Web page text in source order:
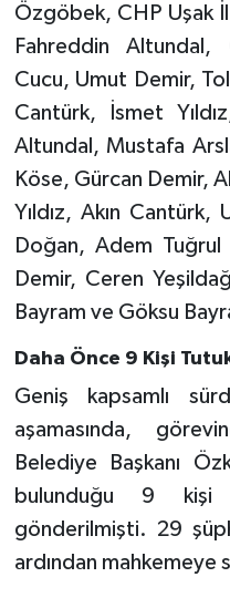
Özgöbek, CHP Uşak
Fahreddin
Cucu, Umut Demir,
Cantürk, İsmet
Altundal, Mustafa
Köse, Gürcan Demir,
Yıldız, Akın Cantürk,
Doğan, Adem
Demir, Ceren
Bayram ve Göksu
Daha Önce 9 Kişi
Geniş kapsamlı
aşamasında,
Belediye Başkanı
bulunduğu 9 kişi
gönderilmişti. 29
ardından mahkemeye